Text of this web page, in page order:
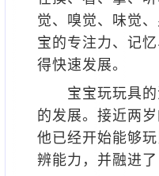
觉、嗅觉、味觉
宝的专注力、记
得快速发展。
宝宝玩玩具的
的发展。接近两
他已经开始能够
辨能力，并融进了